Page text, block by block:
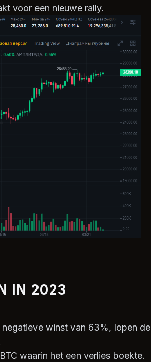
voor een nieuwe rally.
IN 2023
winst van 63%, lopen de
waarin het een verlies boekte.